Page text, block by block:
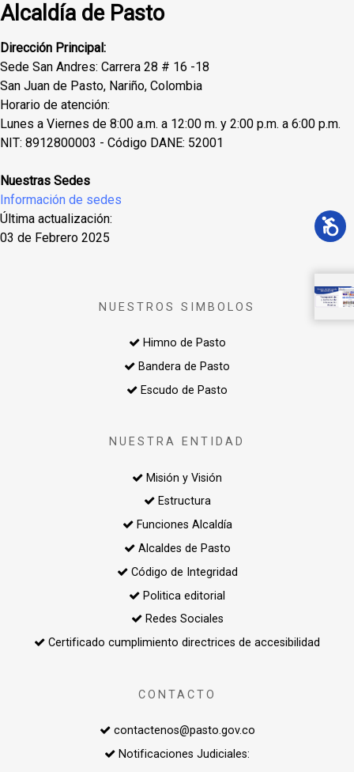
Alcaldía de Pasto
Dirección Principal:
Sede San Andres: Carrera 28 # 16 -18
San Juan de Pasto, Nariño, Colombia
Horario de atención:
Lunes a Viernes de 8:00 a.m. a 12:00 m. y 2:00 p.m. a 6:00 p.m.
NIT: 8912800003 - Código DANE: 52001
Nuestras Sedes
Información de sedes
Última actualización:
03 de Febrero 2025
NUESTROS SIMBOLOS
Himno de Pasto
Bandera de Pasto
Escudo de Pasto
NUESTRA ENTIDAD
Misión y Visión
Estructura
Funciones Alcaldía
Alcaldes de Pasto
Código de Integridad
Politica editorial
Redes Sociales
Certificado cumplimiento directrices de accesibilidad
CONTACTO
contactenos@pasto.gov.co
Notificaciones Judiciales: